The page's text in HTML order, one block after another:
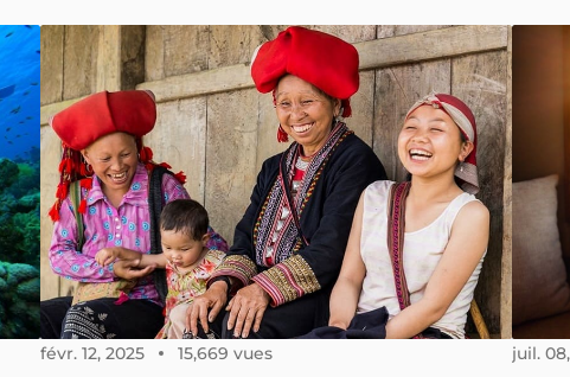
févr. 12, 2025 15,669 vues juil.